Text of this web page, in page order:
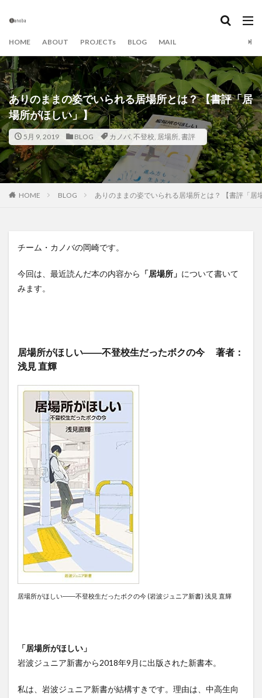
HOME ABOUT PROJECTs BLOG MAIL
ありのままの姿でいられる居場所とは？ 【書評「居
場所がほしい」】
5月 9, 2019 BLOG カノバ, 不登校, 居場所, 書評
HOME BLOG ありのままの姿でいられる居場所とは？ 【書評「居
チーム・カノバの岡崎です。
今回は、最近読んだ本の内容から 「居場所」 について書いて
みます。
居場所がほしい――不登校生だったボクの今 著者：
浅見 直輝
居場所がほしい――不登校生だったボクの今 (岩波ジュニア新書) 浅見 直輝
「居場所がほしい」
岩波ジュニア新書から2018年9月に出版された新書本。
私は、岩波ジュニア新書が結構すきです。理由は、中高生向
カテゴリー
タグ
beの肩書き Book&Dialog SDGs
アート
アイデア
アイデアキャンプ
アイデア出し
イベント
エンターテイメント
エンタメ
オンライン
カノバ
カノバの学び場
カノバの読書会
キャンドル
キャンプ
グラフィックレコーディング
グラレコ
ダイアローグ
ダイアログ
チーム・ビルディング
ベランダ
まちづくり大学
尾道自由大学
尾道自由大学祭
居場所
屋外ミーティング
性格
性質 支援
演芸
発達障害 福山
福山市立大学
福祉
続・ゆっくり、いそげ
肩書き
表現
読書会
風の丘
検索